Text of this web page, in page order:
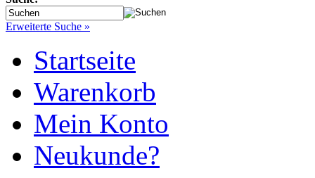
Erweiterte Suche »
Startseite
Warenkorb
Mein Konto
Neukunde?